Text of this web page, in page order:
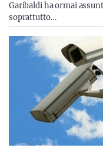
Garibaldi ha ormai
soprattutto…